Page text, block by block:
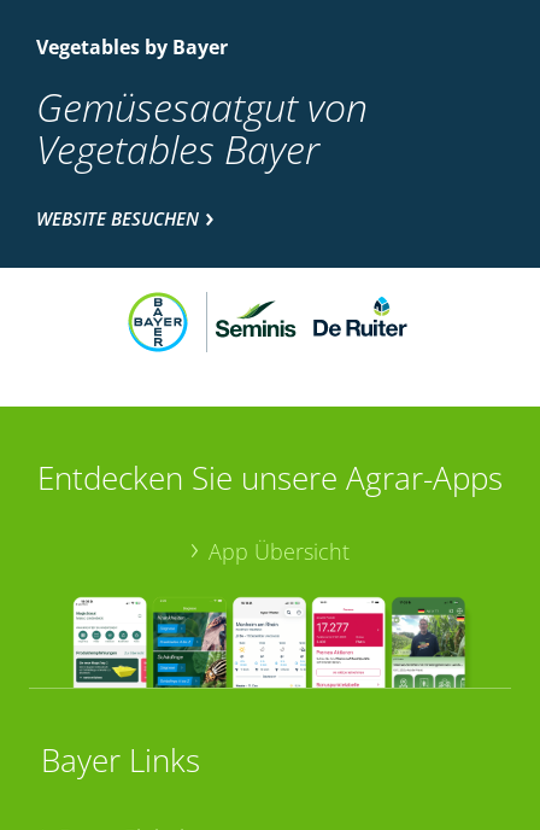
Vegetables by Bayer
Gemüsesaatgut von
Vegetables Bayer
WEBSITE BESUCHEN
Entdecken Sie unsere Agrar-Apps
App Übersicht
Bayer Links